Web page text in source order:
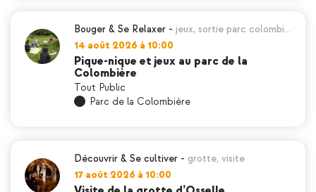
Bouger & Se Relaxer - jeux, sortie parc colombi…
14 août 2026 à 10:00
Pique-nique et jeux au parc de la
Colombière
Tout Public
Parc de la Colombière
Découvrir & Se cultiver - grotte, visite
17 août 2026 à 10:00